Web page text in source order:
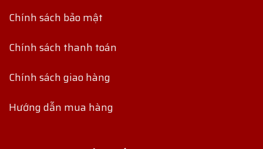
Chính sách bảo mật
Chính sách thanh toán
Chính sách giao hàng
Hướng dẫn mua hàng